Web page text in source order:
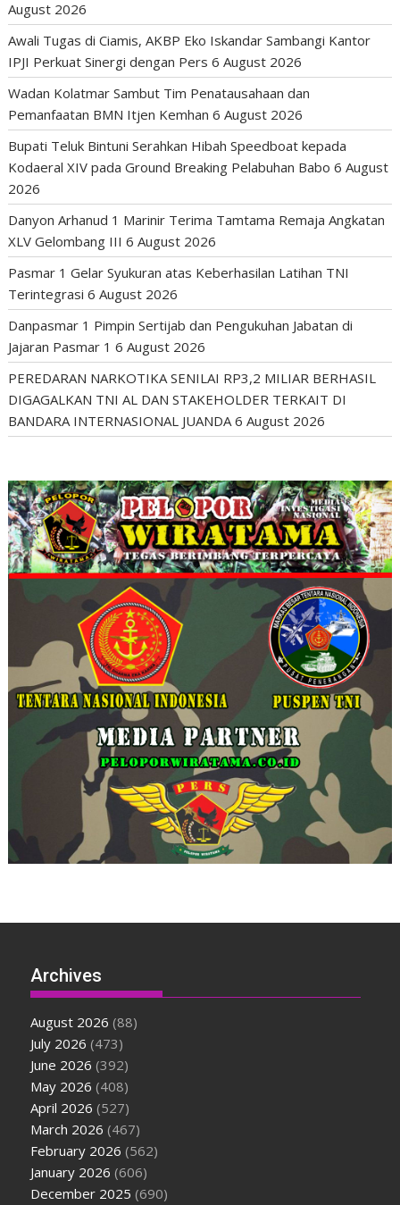
August 2026
Awali Tugas di Ciamis, AKBP Eko Iskandar Sambangi Kantor
IPJI Perkuat Sinergi dengan Pers 6 August 2026
Wadan Kolatmar Sambut Tim Penatausahaan dan
Pemanfaatan BMN Itjen Kemhan 6 August 2026
Bupati Teluk Bintuni Serahkan Hibah Speedboat kepada
Kodaeral XIV pada Ground Breaking Pelabuhan Babo 6 August
2026
Danyon Arhanud 1 Marinir Terima Tamtama Remaja Angkatan
XLV Gelombang III 6 August 2026
Pasmar 1 Gelar Syukuran atas Keberhasilan Latihan TNI
Terintegrasi 6 August 2026
Danpasmar 1 Pimpin Sertijab dan Pengukuhan Jabatan di
Jajaran Pasmar 1 6 August 2026
PEREDARAN NARKOTIKA SENILAI RP3,2 MILIAR BERHASIL
DIGAGALKAN TNI AL DAN STAKEHOLDER TERKAIT DI
BANDARA INTERNASIONAL JUANDA 6 August 2026
Archives
August 2026 (88)
July 2026 (473)
June 2026 (392)
May 2026 (408)
April 2026 (527)
March 2026 (467)
February 2026 (562)
January 2026 (606)
December 2025 (690)